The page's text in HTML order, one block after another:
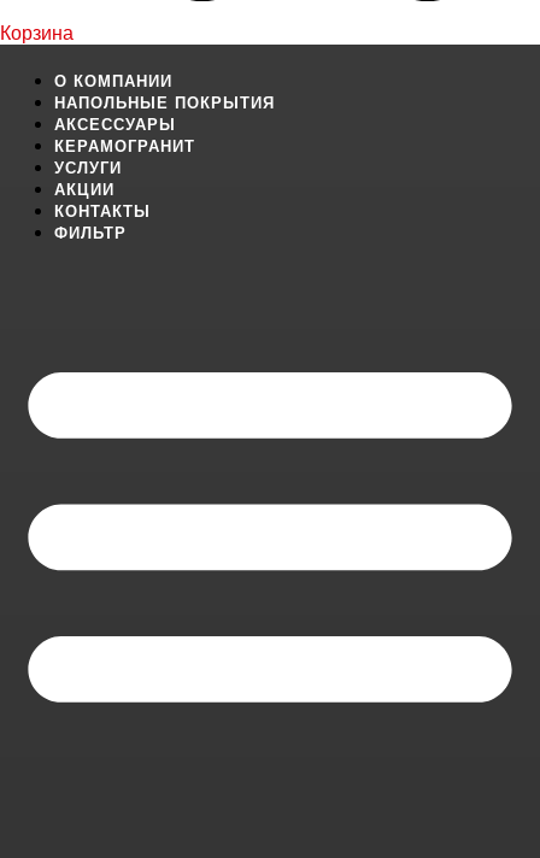
Корзина
О КОМПАНИИ
НАПОЛЬНЫЕ ПОКРЫТИЯ
АКСЕССУАРЫ
КЕРАМОГРАНИТ
УСЛУГИ
АКЦИИ
КОНТАКТЫ
ФИЛЬТР